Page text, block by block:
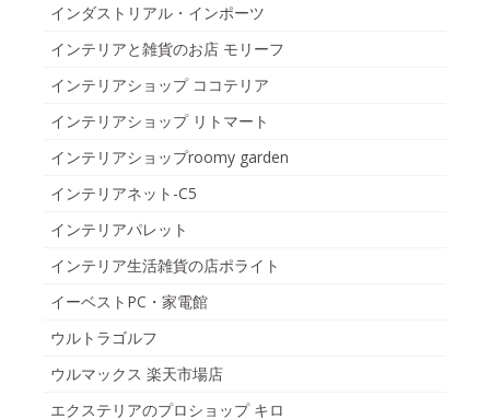
インダストリアル・インポーツ
インテリアと雑貨のお店 モリーフ
インテリアショップ ココテリア
インテリアショップ リトマート
インテリアショップroomy garden
インテリアネット-C5
インテリアパレット
インテリア生活雑貨の店ポライト
イーベストPC・家電館
ウルトラゴルフ
ウルマックス 楽天市場店
エクステリアのプロショップ キロ